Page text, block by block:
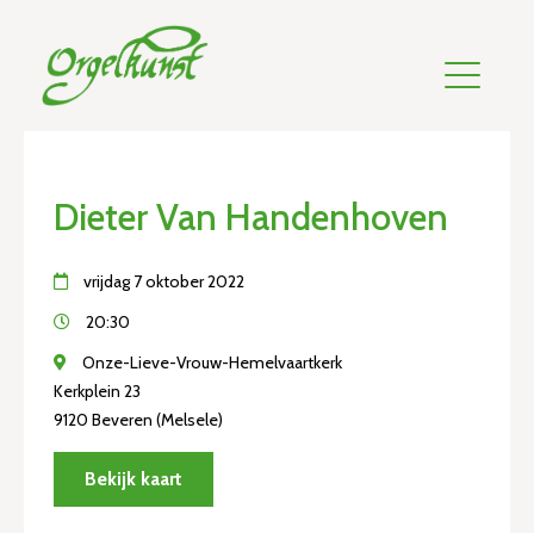
Dieter Van Handenhoven
vrijdag 7 oktober 2022
20:30
Onze-Lieve-Vrouw-Hemelvaartkerk
Kerkplein 23
9120 Beveren (Melsele)
Bekijk kaart